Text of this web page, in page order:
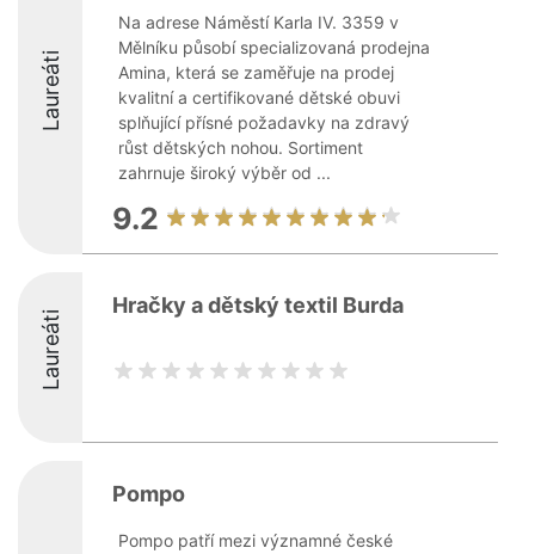
Laureáti
Na adrese Náměstí Karla IV. 3359 v
Mělníku působí specializovaná prodejna
Amina, která se zaměřuje na prodej
kvalitní a certifikované dětské obuvi
splňující přísné požadavky na zdravý
růst dětských nohou. Sortiment
zahrnuje široký výběr od ...
9.2
Laureáti
Hračky a dětský textil Burda
Pompo
Pompo patří mezi významné české